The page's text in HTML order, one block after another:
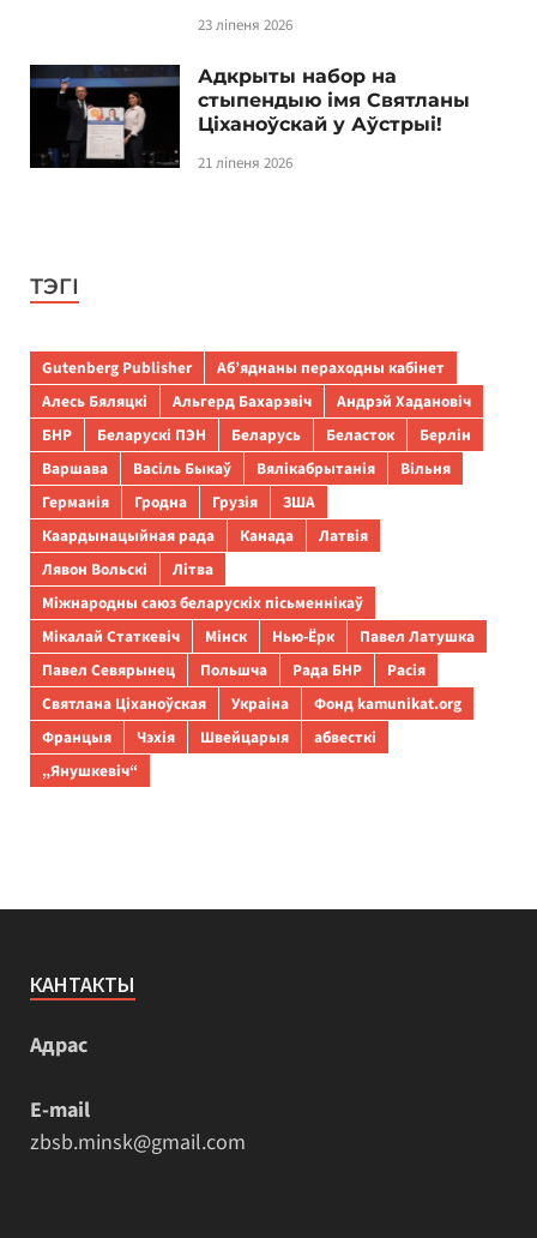
23 ліпеня 2026
Адкрыты набор на
стыпендыю імя Святланы
Ціханоўскай у Аўстрыі!
21 ліпеня 2026
ТЭГІ
Gutenberg Publisher
Аб’яднаны пераходны кабінет
Алесь Бяляцкі
Альгерд Бахарэвіч
Андрэй Хадановіч
БНР
Беларускі ПЭН Беларусь Беласток
Берлін
Варшава
Васіль Быкаў Вялікабрытанія
Вільня
Германія
Гродна Грузія
ЗША
Каардынацыйная рада
Канада
Латвія
Лявон Вольскі
Літва
Міжнародны саюз беларускіх пісьменнікаў
Мікалай Статкевіч
Мінск Нью-Ёрк
Павел Латушка
Павел Севярынец
Польшча Рада БНР
Расія
Святлана Ціханоўская
Украіна
Фонд kamunikat.org
Францыя
Чэхія Швейцарыя
абвесткі
„Янушкевіч“
КАНТАКТЫ
Адрас
E-mail
zbsb.minsk@gmail.com